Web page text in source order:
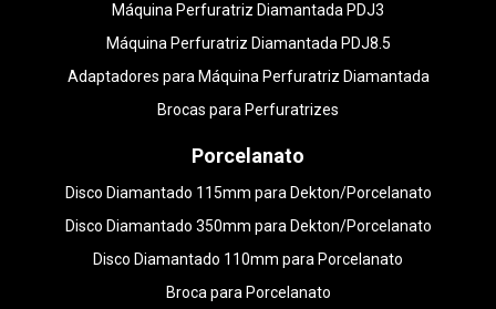
Máquina Perfuratriz Diamantada PDJ3
Máquina Perfuratriz Diamantada PDJ8.5
Adaptadores para Máquina Perfuratriz Diamantada
Brocas para Perfuratrizes
Porcelanato
Disco Diamantado 115mm para Dekton/Porcelanato
Disco Diamantado 350mm para Dekton/Porcelanato
Disco Diamantado 110mm para Porcelanato
Broca para Porcelanato